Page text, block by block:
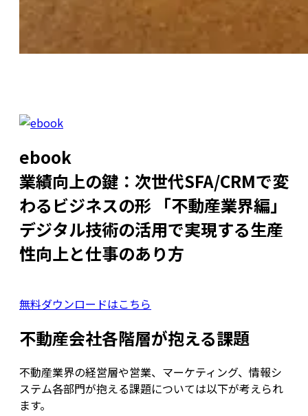
ebook
業績向上の鍵：次世代SFA/CRMで変
わるビジネスの形 「不動産業界編」
デジタル技術の活用で実現する生産
性向上と仕事のあり方
無料ダウンロードはこちら
不動産会社各階層が抱える課題
不動産業界の経営層や営業、マーケティング、情報シ
ステム各部門が抱える課題については以下が考えられ
ます。